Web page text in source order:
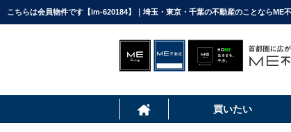
こちらは会員物件です【im-620184】｜埼玉・東京・千葉の不動産のことならME
買いたい